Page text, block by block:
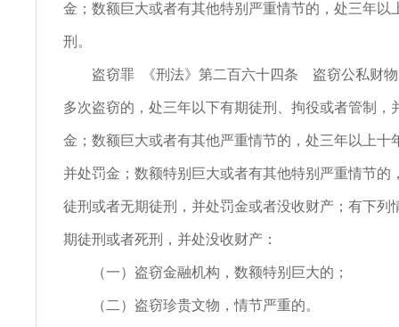
金；数额巨大或者有其他特别严重情节的，处三年以
刑。
盗窃罪 《刑法》第二百六十四条 盗窃公私财物
多次盗窃的，处三年以下有期徒刑、拘役或者管制，
金；数额巨大或者有其他严重情节的，处三年以上十
并处罚金；数额特别巨大或者有其他特别严重情节的
徒刑或者无期徒刑，并处罚金或者没收财产；有下列
期徒刑或者死刑，并处没收财产：
（一）盗窃金融机构，数额特别巨大的；
（二）盗窃珍贵文物，情节严重的。